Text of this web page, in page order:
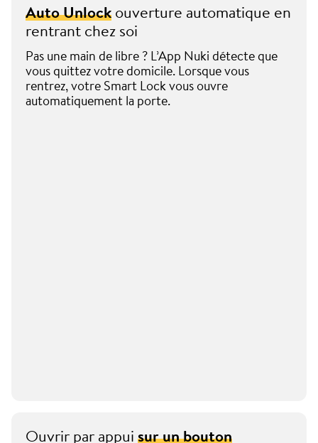
Auto Unlockouverture automatique en
rentrant chez soi
Pas une main de libre ? L’App Nuki détecte que
vous quittez votre domicile. Lorsque vous
rentrez, votre Smart Lock vous ouvre
automatiquement la porte.
Ouvrir par appuisur un bouton